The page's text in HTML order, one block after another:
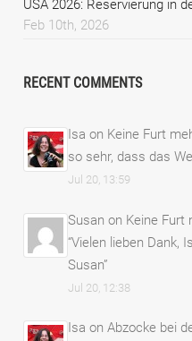
USA 2026: Reservierung in
Feb 10th, 2026
RECENT COMMENTS
Isa on Keine Furt
so sehr, dass das
Jul 20, 13:59
Susan on Keine Furt
“Vielen lieben Dank,
Susan”
Jul 20, 12:38
Isa onAbzocke bei